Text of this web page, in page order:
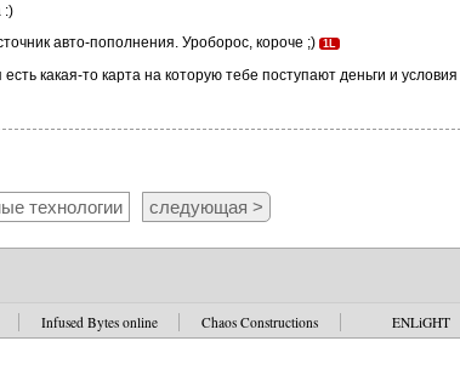
:)
авто-пополнения. Уроборос, короче ;) 1L
какая-то карта на которую тебе поступают деньги и
технологии следующая >
Infused Bytes online Chaos Constructions ENLiGHT